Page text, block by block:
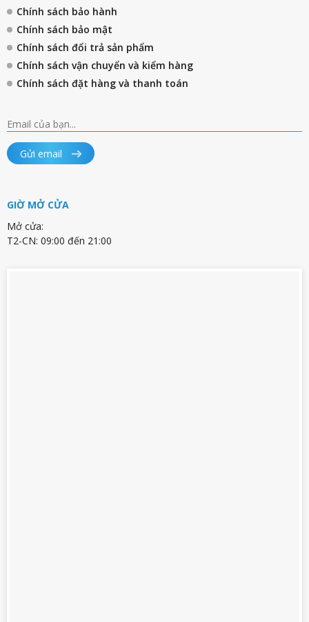
Chính sách bảo hành
Chính sách bảo mật
Chính sách đổi trả sản phẩm
Chính sách vận chuyển và kiểm hàng
Chính sách đặt hàng và thanh toán
Gửi email
GIỜ MỞ CỬA
Mở cửa:
T2-CN: 09:00 đến 21:00